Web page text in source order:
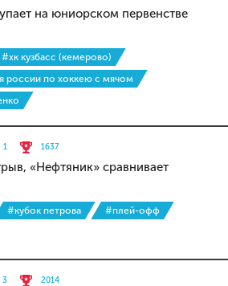
на юниорском первенстве
#хк кузбасс (кемерово)
россии по хоккею с мячом
1 1637
«Нефтяник» сравнивает
#кубок петрова
#плей-офф
3 2014